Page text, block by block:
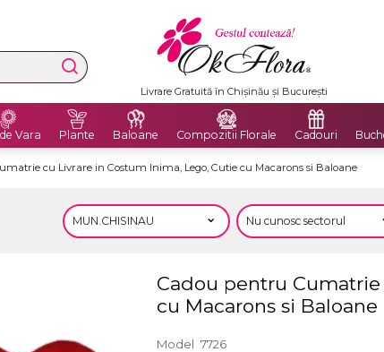
Livrare Gratuită în Chișinău și București
Vara Plante Baloane Compozitii Florale Cadouri
cu Livrare in Costum Inima, Lego, Cutie cu Macarons si Baloane
Cadou pentru
cu Macarons si Baloane
Model 7726